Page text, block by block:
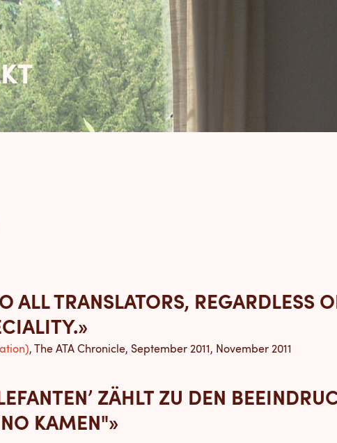
ALL TRANSLATORS, REGARDLESS
, The ATA Chronicle, September 2011, November 2011
ZÄHLT ZU DEN
KAMEN"»